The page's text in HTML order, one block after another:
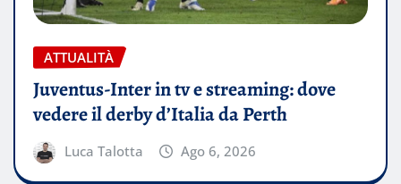
ATTUALITÀ
Juventus-Inter in tv e streaming: dove
vedere il derby d’Italia da Perth
Luca Talotta Ago 6, 2026